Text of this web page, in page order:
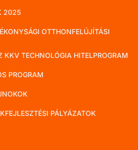
2025
OTTHONFELÚJÍTÁSI
KKV TECHNOLÓGIA HITELPROGRAM
PROGRAM
PÁLYÁZATOK